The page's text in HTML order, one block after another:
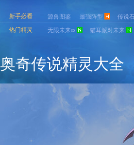
新手必看 源兽图鉴 最强阵型 传说
热门精灵
无限未来∞ 猫耳派对未来
奥奇传说精灵大全